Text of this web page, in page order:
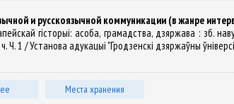
и русскоязычной коммуникации (в жанре
гісторыі: асоба, грамадства, дзяржава : зб.
1 / Установа адукацыі "Гродзенскі дзяржаўны
Места хранения